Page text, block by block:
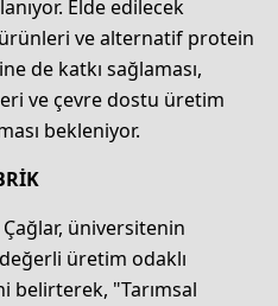
Elde edilecek
ürünleri ve alternatif protein
de katkı sağlaması,
ve çevre dostu üretim
bekleniyor.
üniversitenin
üretim odaklı
belirterek, "Tarımsal